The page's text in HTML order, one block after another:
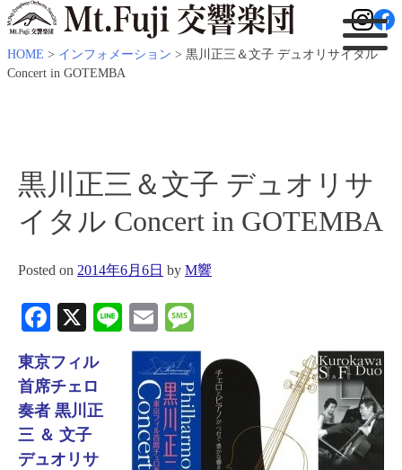
HOME > インフォメーション > 黒川正三＆文子 デュオリサイタル
Concert in GOTEMBA
黒川正三＆文子 デュオリサ
イタル Concert in GOTEMBA
Posted on 2014年6月6日 by M響
Facebook
X LineEmail
東京フィル
首席チェロ
奏者 黒川正
三 ＆ 文子
デュオリサ